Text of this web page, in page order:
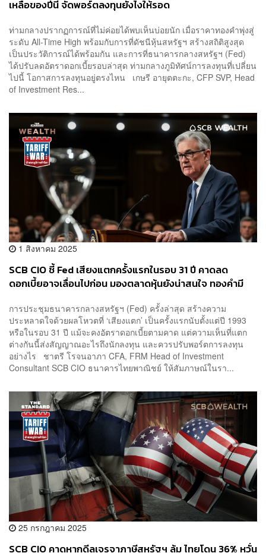
เหลือของปีนี้ จัดพอร์ตลงทุนยังไงให้รอด
ท่ามกลางปรากฏการณ์ที่ไม่ค่อยได้พบเห็นบ่อยนัก เมื่อราคาทองคำพุ่งสู่
ระดับ All-Time High พร้อมกับการที่ดัชนีหุ้นสหรัฐฯ สร้างสถิติสูงสุด
เป็นประวัติการณ์ได้พร้อมกัน และการที่ธนาคารกลางสหรัฐฯ (Fed)
ได้ปรับลดอัตราดอกเบี้ยรอบล่าสุด ท่ามกลางภูมิทัศน์การลงทุนที่เปลี่ยน
ไปนี้ โอกาสการลงทุนอยู่ตรงไหน เกษรี อายุตตะกะ, CFP SVP, Head
of Investment Res...
1 สิงหาคม 2025
SCB CIO ชี้ Fed เสียงแตกครั้งแรกในรอบ 31 ปี คาดลด
ดอกเบี้ยอาจเลื่อนไปก่อน มองตลาดหุ้นยังน่าสนใจ ทองคำมี
การประชุมธนาคารกลางสหรัฐฯ (Fed) ครั้งล่าสุด สร้างความ
ประหลาดใจด้วยผลโหวตที่ ‘เสียงแตก’ เป็นครั้งแรกนับตั้งแต่ปี 1993
หรือในรอบ 31 ปี แม้จะคงอัตราดอกเบี้ยตามคาด แต่ความเห็นที่แตก
ต่างกันนี้ส่งสัญญาณอะไรถึงนักลงทุน และควรปรับพอร์ตการลงทุน
อย่างไร ชาตรี โรจนอาภา CFA, FRM Head of Investment
Consultant SCB CIO ธนาคารไทยพาณิชย์ ให้สัมภาษณ์ในรา...
25 กรกฎาคม 2025
SCB CIO คาดหากดีลเจรจาภาษีสหรัฐฯ ล้ม ไทยโดน 36% หวั่น